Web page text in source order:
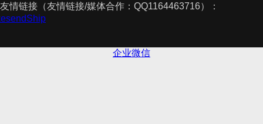
友情链接（友情链接/媒体合作：QQ1164463716）：
企业微信